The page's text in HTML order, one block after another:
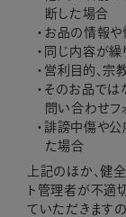
断した場合
お品の情報
同じ内容が
営利目的、宗
そのお品では
問い合わせフ
誹謗中傷や公
た場合
上記のほか、健
ト管理者が不適
ていただきます